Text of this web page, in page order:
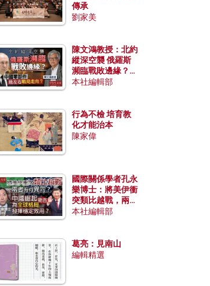
傳承
劉家美
陳文鴻教授：北約
縱深空襲 俄羅斯
瀕臨戰敗邊緣？中
國零部件能左右戰
本社編輯部
行為不檢 培育教
化才能治本
陳家偉
國際關係學者孔永
樂博士：將美伊衝
突類比越戰，兩者
有何異同？中國崛
本社編輯部
葛亮：見南山
編輯精選